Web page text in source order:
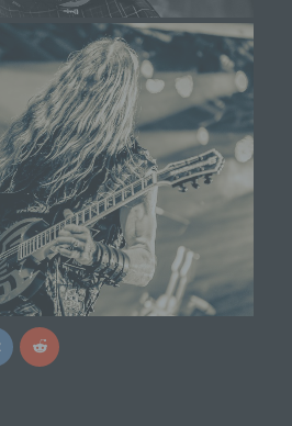
natürliche oder juristische
Einrichtung oder andere Stelle,
Daten offengelegt
davon, ob es sich bei ihr um
oder nicht. Behörden, die im
bestimmten
nach dem Unionsrecht
der Mitgliedstaaten
personenbezogene Daten
jedoch nicht als Empfänger.
oder juristische Person,
oder andere Stelle außer
dem Verantwortlichen,
und den Personen, die
Verantwortung des
Daten zu